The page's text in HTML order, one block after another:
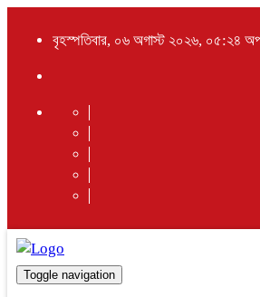
বৃহস্পতিবার, ০৬ অগাস্ট ২০২৬, ০৫:২৪
Toggle navigation